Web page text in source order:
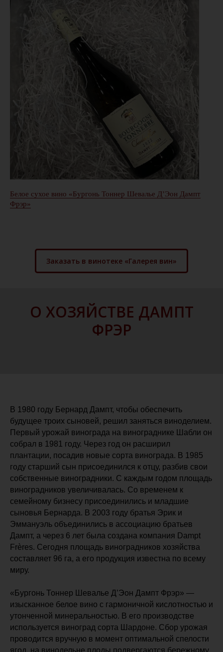
Белое сухое вино «Бургонь Тоннер Шевалье Д’Эон Дампт
Фрэр»
Заказать в винотеке «Галерея вин»
О ХОЗЯЙСТВЕ ДАМПТ
ФРЭР
В 1980 году Бернард Дампт, чтобы обеспечить
будущее троих сыновей, решил заняться виноделием.
Первый урожай винограда на винограднике Шабли он
собрал в 1981 году. Через год он расширил
плантации, посадив новые сорта винограда. В 1985
году старший сын присоединился к отцу, разбив свои
собственные виноградники. С каждым годом площадь
виноградников увеличивалась. Со временем к
семейному бизнесу присоединились и младшие
сыновья Бернарда. В 2003 году братья Эрик и
Эммануэль объединились в ассоциацию братьев
Дампт, а через 6 лет была создана компания Dampt
Frères. Сегодня площадь виноградников хозяйства
составляет 96 га, а его продукция известна по всему
миру.
«Бургонь Тоннер Шевалье Д’Эон Дампт Фрэр» —
изысканное белое вино с гармоничной кислотностью и
утонченной минеральностью. В его производстве
используется виноград сорта Шардоне. Сбор урожая
проводится вручную в момент оптимальной спелости